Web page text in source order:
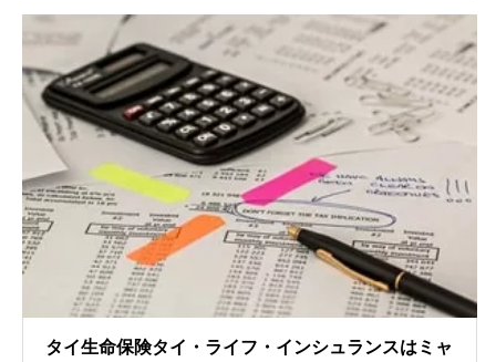
タイ生命保険タイ・ライフ・インシュランスはミャ